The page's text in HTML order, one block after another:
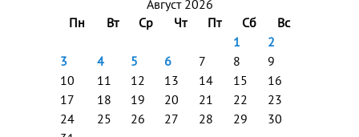
Август 2026
Пн
Вт Ср Чт Пт Сб
Вс
1
2
3
4 5 6 7 8
9
10
11 12 13 14 15
16
17
18 19 20 21 22
23
24
25 26 27 28 29
30